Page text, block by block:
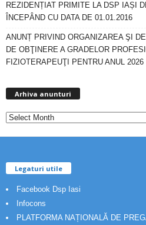
REZIDENȚIAT PRIMITE LA DSP IAȘI
ÎNCEPÂND CU DATA DE 01.01.2016
ANUNȚ PRIVIND ORGANIZAREA ŞI
DE OBŢINERE A GRADELOR
FIZIOTERAPEUŢI PENTRU ANUL 2026
Arhiva anunturi
Legaturi utile
Facebook Dsp Iasi
Infocons
PLATFORMA NAȚIONALĂ DE